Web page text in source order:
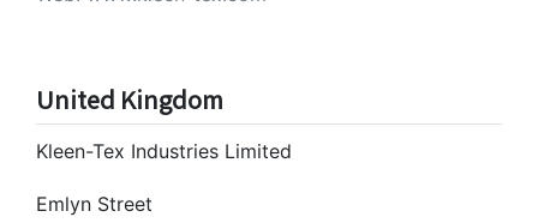
United Kingdom
Kleen-Tex Industries Limited
Emlyn Street